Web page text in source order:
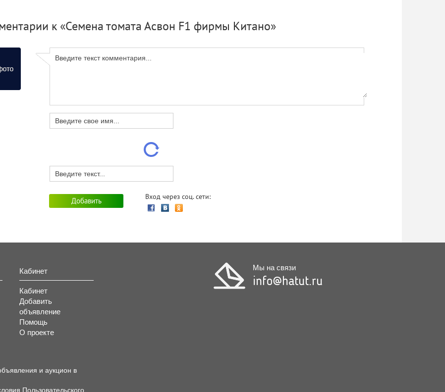
к «Семена томата Асвон F1 фирмы Китано»
Вход через соц. сети:
Кабинет
Кабинет
Добавить
объявление
Помощь
О проекте
Мы на связи
info@hatut.ru
и аукцион в
Пользовательского